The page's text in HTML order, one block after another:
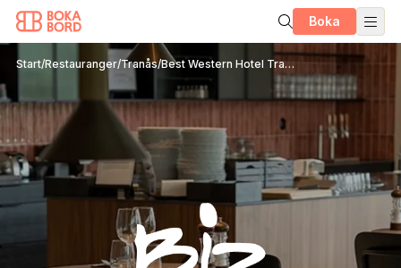
Boka
Start/Restauranger/Tranås/ Best Western Hotel Tranås Statt